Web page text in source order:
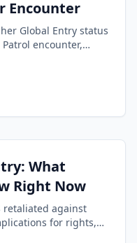
Encounter
Global Entry status
encounter,
What
Right Now
retaliated against
for rights,